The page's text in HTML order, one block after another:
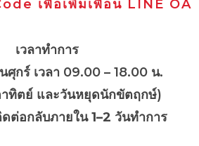
เพื่อเพิ่มเพื่อน LINE OA
เวลาทำการ
ศุกร์ เวลา 09.00 – 18.00 น.
าทิตย์ และวันหยุดนักขัตฤกษ์)
ดต่อกลับภายใน1–2 วันทำการ